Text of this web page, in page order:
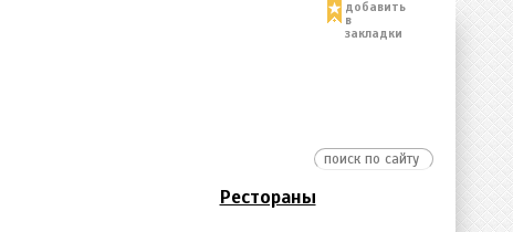
добавить
в
закладки
Рестораны